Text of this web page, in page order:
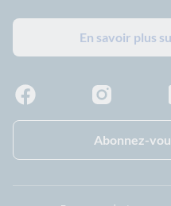
En savoir plus
Abonnez-